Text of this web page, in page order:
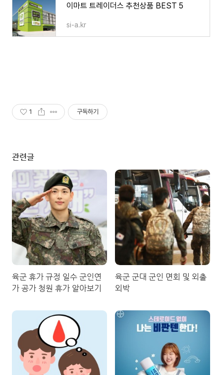
이마트 트레이더스 추천상품 BEST 5
si-a.kr
1 구독하기
관련글
육군 휴가 규정 일수 군인연
가 공가 청원 휴가 알아보기
육군 군대 군인 면회 및 외출
외박